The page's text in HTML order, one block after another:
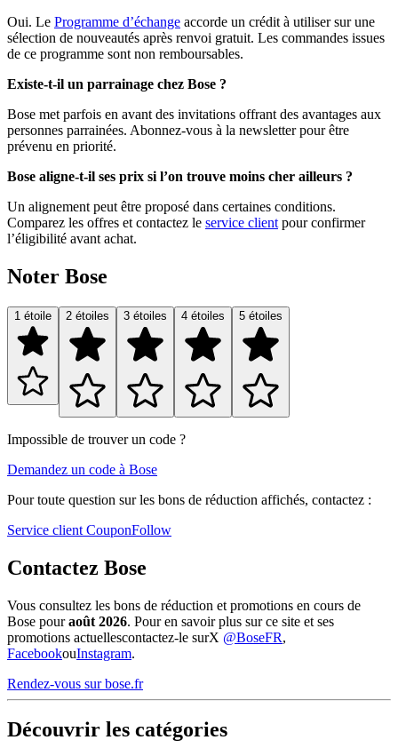
Oui. Le Programme d’échange accorde un crédit à utiliser sur une
sélection de nouveautés après renvoi gratuit. Les commandes issues
de ce programme sont non remboursables.
Existe-t-il un parrainage chez Bose ?
Bose met parfois en avant des invitations offrant des avantages aux
personnes parrainées. Abonnez-vous à la newsletter pour être
prévenu en priorité.
Bose aligne-t-il ses prix si l’on trouve moins cher ailleurs ?
Un alignement peut être proposé dans certaines conditions.
Comparez les offres et contactez le service client pour confirmer
l’éligibilité avant achat.
Noter Bose
1 étoile 2 étoiles 3 étoiles 4 étoiles 5 étoiles
Impossible de trouver un code ?
Demandez un code à Bose
Pour toute question sur les bons de réduction affichés, contactez :
Service client CouponFollow
Contactez Bose
Vous consultez les bons de réduction et promotions en cours de
Bose pouraoût 2026. Pour en savoir plus sur ce site et ses
promotions actuellescontactez-le surX @BoseFR,
FacebookouInstagram.
Rendez-vous sur bose.fr
Découvrir les catégories